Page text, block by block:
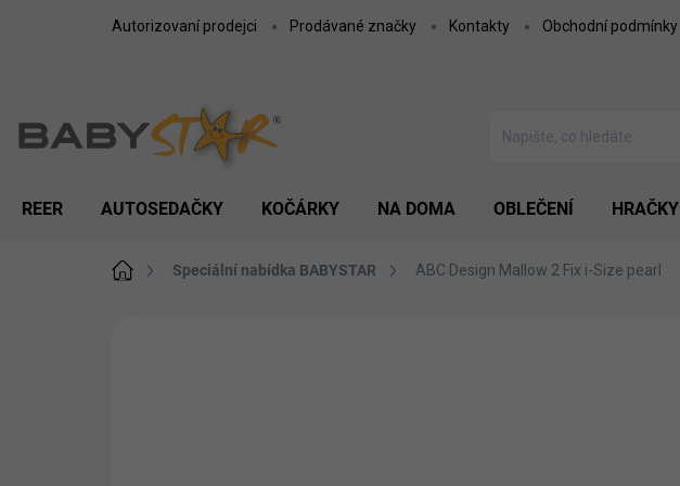
Autorizovaní prodejci Prodávané značky Kontakty Obchodní podmínky
REER AUTOSEDAČKY KOČÁRKY NA DOMA OBLEČENÍ HRAČKY
Domů Speciální nabídka BABYSTAR ABC Design Mallow 2 Fix i-Size pearl